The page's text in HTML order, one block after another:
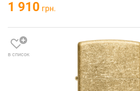
1 910 грн.
в список